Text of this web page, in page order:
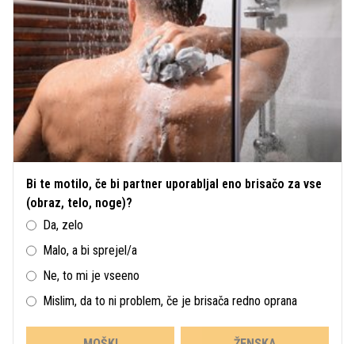
Bi te motilo, če bi partner uporabljal eno brisačo za vse
(obraz, telo, noge)?
Da, zelo
Malo, a bi sprejel/a
Ne, to mi je vseeno
Mislim, da to ni problem, če je brisača redno oprana